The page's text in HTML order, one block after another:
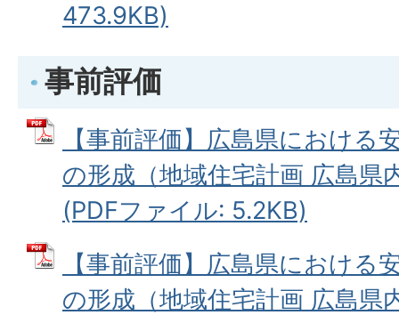
473.9KB)
事前評価
【事前評価】広島県における
の形成（地域住宅計画 広島県
(PDFファイル: 5.2KB)
【事前評価】広島県における
の形成（地域住宅計画 広島県